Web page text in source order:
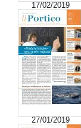
17/02/2019
27/01/2019